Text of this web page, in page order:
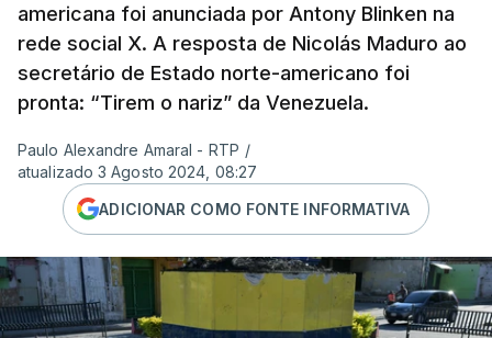
americana foi anunciada por Antony Blinken na
rede social X. A resposta de Nicolás Maduro ao
secretário de Estado norte-americano foi
pronta: “Tirem o nariz” da Venezuela.
Paulo Alexandre Amaral - RTP /
atualizado 3 Agosto 2024, 08:27
ADICIONAR COMO FONTE INFORMATIVA